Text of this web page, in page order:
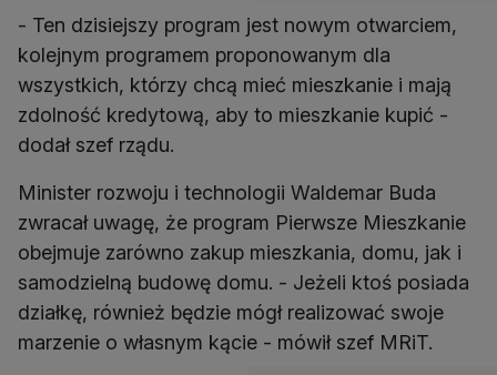
- Ten dzisiejszy program jest nowym otwarciem,
kolejnym programem proponowanym dla
wszystkich, którzy chcą mieć mieszkanie i mają
zdolność kredytową, aby to mieszkanie kupić -
dodał szef rządu.
Minister rozwoju i technologii Waldemar Buda
zwracał uwagę, że program Pierwsze Mieszkanie
obejmuje zarówno zakup mieszkania, domu, jak i
samodzielną budowę domu. - Jeżeli ktoś posiada
działkę, również będzie mógł realizować swoje
marzenie o własnym kącie - mówił szef MRiT.